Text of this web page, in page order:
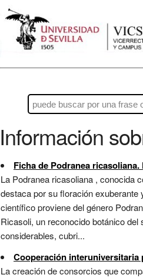
Información
Ficha de Podranea
La Podranea ricasoliana , conocida
destaca por su floración exuberante
científico proviene del género
Ricasoli, un reconocido botánico
considerables, cubri...
Cooperación interuniversitaria
La creación de consorcios que